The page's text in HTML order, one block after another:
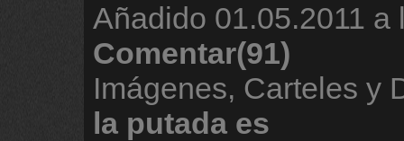
Añadido 01.05.2011 a
Comentar(91)
Imágenes, Carteles y
la putada es